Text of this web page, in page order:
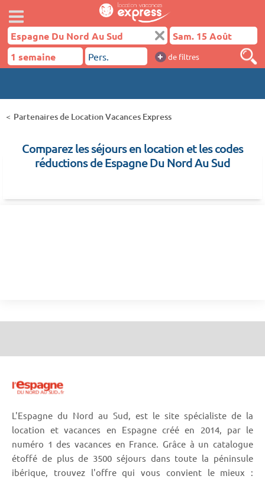
+ de filtres
Partenaires de Location Vacances Express
Comparez les séjours en location et les codes
réductions de Espagne Du Nord Au Sud
L'Espagne du Nord au Sud, est le site spécialiste de la
location et vacances en Espagne créé en 2014, par le
numéro 1 des vacances en France. Grâce à un catalogue
étoffé de plus de 3500 séjours dans toute la péninsule
ibérique, trouvez l'offre qui vous convient le mieux :